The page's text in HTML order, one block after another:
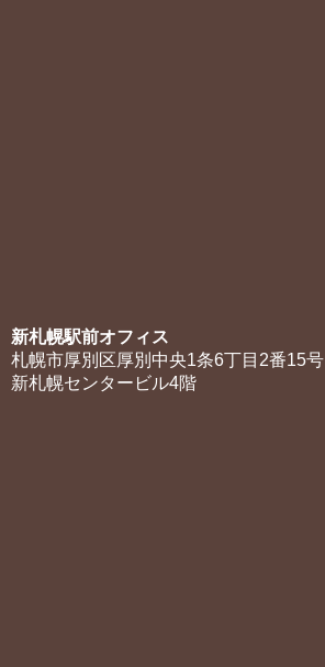
新札幌駅前オフィス
札幌市厚別区厚別中央1条6丁目2番15号
新札幌センタービル4階